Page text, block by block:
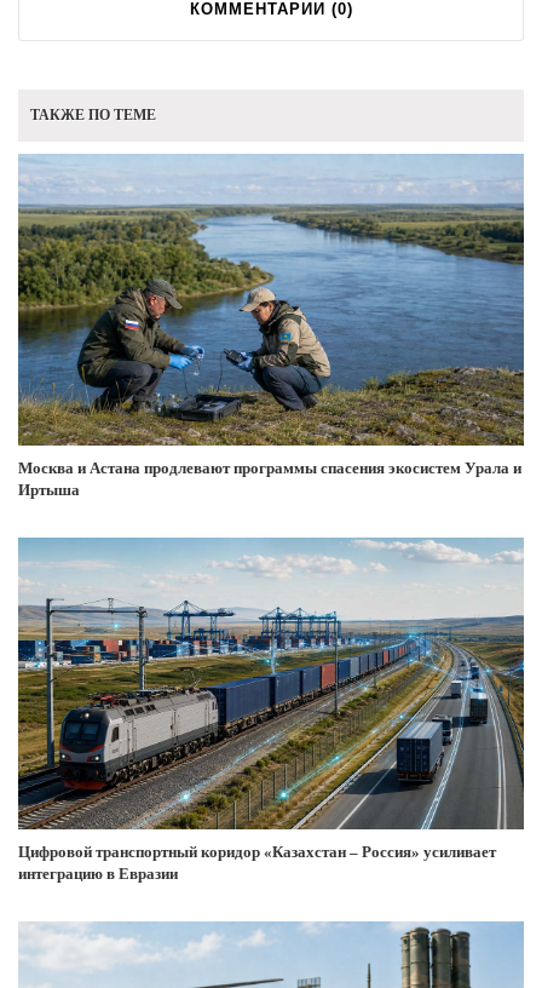
КОММЕНТАРИИ (0)
ТАКЖЕ ПО ТЕМЕ
Москва и Астана продлевают программы спасения экосистем Урала и
Иртыша
Цифровой транспортный коридор «Казахстан – Россия» усиливает
интеграцию в Евразии